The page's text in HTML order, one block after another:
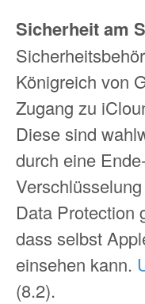
Sicherheit am
Königreich von
Zugang zu
Diese sind
durch eine
Data Protection
dass selbst
einsehen kann.
(8.2).